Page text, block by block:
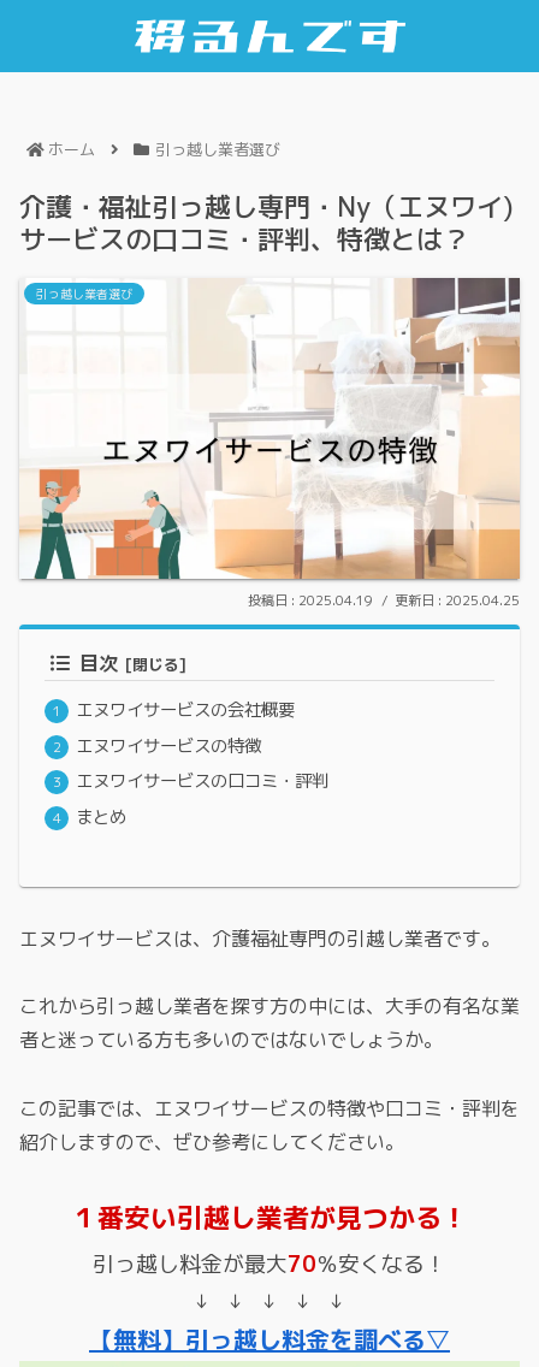
ホーム 引っ越し業者選び
介護・福祉引っ越し専門・Ny（エヌワイ)
サービスの口コミ・評判、特徴とは？
引っ越し業者選び
2025.04.19 2025.04.25
目次
エヌワイサービスの会社概要
エヌワイサービスの特徴
エヌワイサービスの口コミ・評判
まとめ
エヌワイサービスは、介護福祉専門の引越し業者です。
これから引っ越し業者を探す方の中には、大手の有名な業
者と迷っている方も多いのではないでしょうか。
この記事では、エヌワイサービスの特徴や口コミ・評判を
紹介しますので、ぜひ参考にしてください。
１番安い引越し業者が見つかる！
引っ越し料金が最大70％安くなる！
↓ ↓ ↓ ↓ ↓
【無料】引っ越し料金を調べる▽